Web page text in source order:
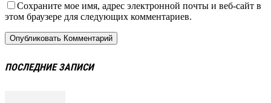
Сохраните мое имя, адрес электронной почты и веб-сайт в
этом браузере для следующих комментариев.
ПОСЛЕДНИЕ ЗАПИСИ